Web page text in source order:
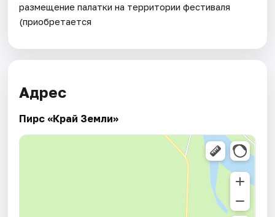
размещение палатки на территории фестиваля
(приобретается
Адрес
Пирс «Край Земли»